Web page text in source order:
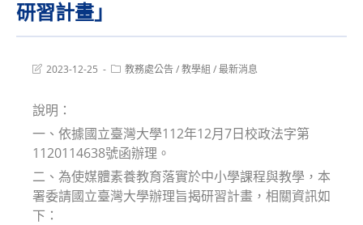
研習計畫」
Post2023-12-25
Post教務處公告/教學組 /最新消息
說明：
一、依據國立臺灣大學112年12月7日校政法字第
1120114638號函辦理。
二、為使媒體素養教育落實於中小學課程與教學，本
署委請國立臺灣大學辦理旨揭研習計畫，相關資訊如
下：